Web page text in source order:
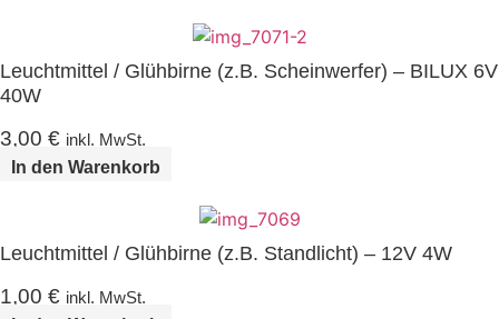
Leuchtmittel / Glühbirne (z.B. Scheinwerfer) – BILUX 6V
40W
3,00 € inkl. MwSt.
In den Warenkorb
Leuchtmittel / Glühbirne (z.B. Standlicht) – 12V 4W
1,00 € inkl. MwSt.